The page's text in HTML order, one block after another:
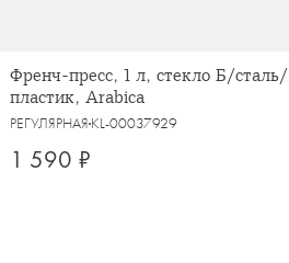
Френч-пресс, 1 л, стекло Б/сталь/
пластик, Arabica
РЕГУЛЯРНАЯ KL-00037929
1 590 ₽